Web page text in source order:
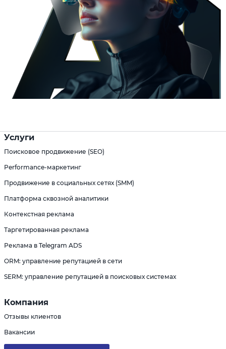
Услуги
Поисковое продвижение (SEO)
Performance-маркетинг
Продвижение в социальных сетях (SMM)
Платформа сквозной аналитики
Контекстная реклама
Таргетированная реклама
Реклама в Telegram ADS
ORM: управление репутацией в сети
SERM: управление репутацией в поисковых системах
Компания
Отзывы клиентов
Вакансии